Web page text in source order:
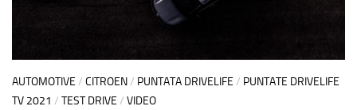
AUTOMOTIVE / CITROEN/ PUNTATA DRIVELIFE / PUNTATE DRIVELIFE
TV 2021 / TEST DRIVE / VIDEO